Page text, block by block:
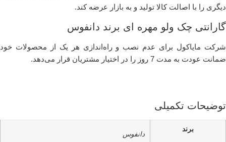
دیگر‌ی را با اصالت کالا تولید و به بازار عرضه کند.
گارانتی چک ولو مهره ای برند دانفوس
شرکت مایاکول برای عدم نصب و راه‌انداز‌ی هر یک از محصولا‌ت خود
ضمانت عودت به مدت 7 روز را در اختیار مشتریان قرار می‌دهد.
توضیحات تکمیلی
برند
دانفوس